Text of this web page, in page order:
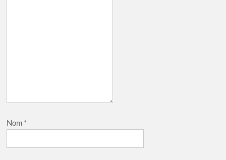
Nom *